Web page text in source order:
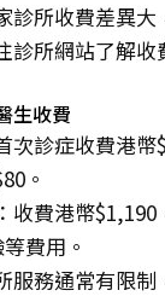
診所收費差異大
診所網站了解收
生收費
次診症收費港幣
。
收費港幣$1,190
費用。
服務通常有限制